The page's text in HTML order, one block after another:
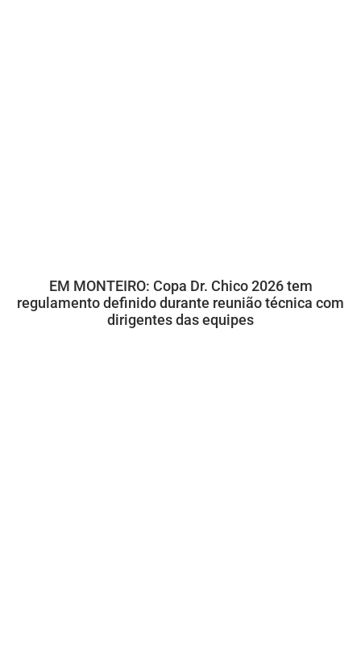
EM MONTEIRO: Copa Dr. Chico 2026 tem
regulamento definido durante reunião técnica com
dirigentes das equipes